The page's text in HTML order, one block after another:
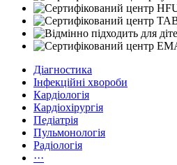
Діагностика
Інфекційні хвороби
Кардіологія
Кардіохірургія
Педіатрія
Пульмонологія
Радіологія
···